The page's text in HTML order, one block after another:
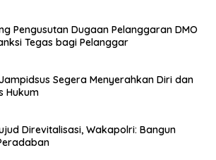
Pengusutan Dugaan Pelanggaran DMO
Tegas bagi Pelanggar
Segera Menyerahkan Diri dan
Hukum
Direvitalisasi, Wakapolri: Bangun